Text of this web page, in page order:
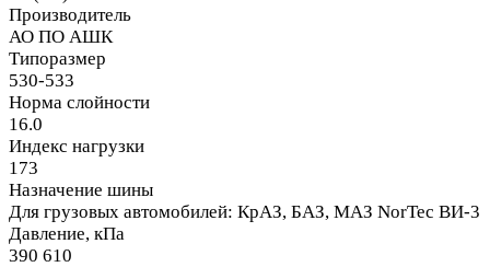
Производитель
АО ПО АШК
Типоразмер
530-533
Норма слойности
16.0
Индекс нагрузки
173
Назначение шины
Для грузовых автомобилей: КрАЗ, БАЗ, МАЗ NorTec ВИ-3
Давление, кПа
390 610